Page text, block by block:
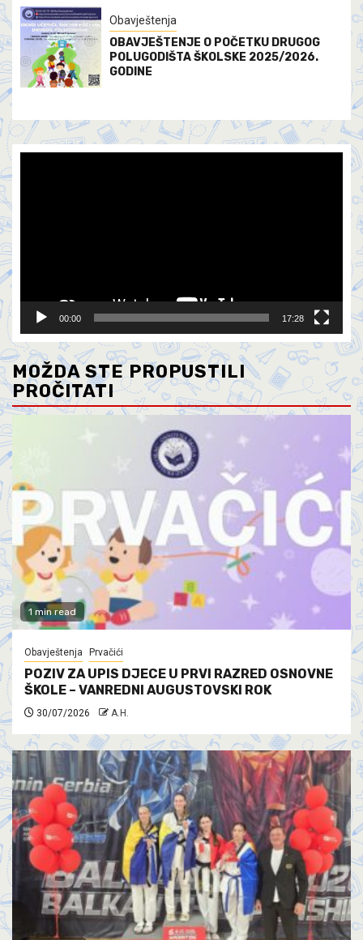
Obavještenja
OBAVJEŠTENJE O POČETKU DRUGOG
POLUGODIŠTA ŠKOLSKE 2025/2026.
GODINE
00:00 17:28
MOŽDA STE PROPUSTILI
PROČITATI
1 min read
Obavještenja Prvačići
POZIV ZA UPIS DJECE U PRVI RAZRED OSNOVNE
ŠKOLE – VANREDNI AUGUSTOVSKI ROK
30/07/2026 A.H.